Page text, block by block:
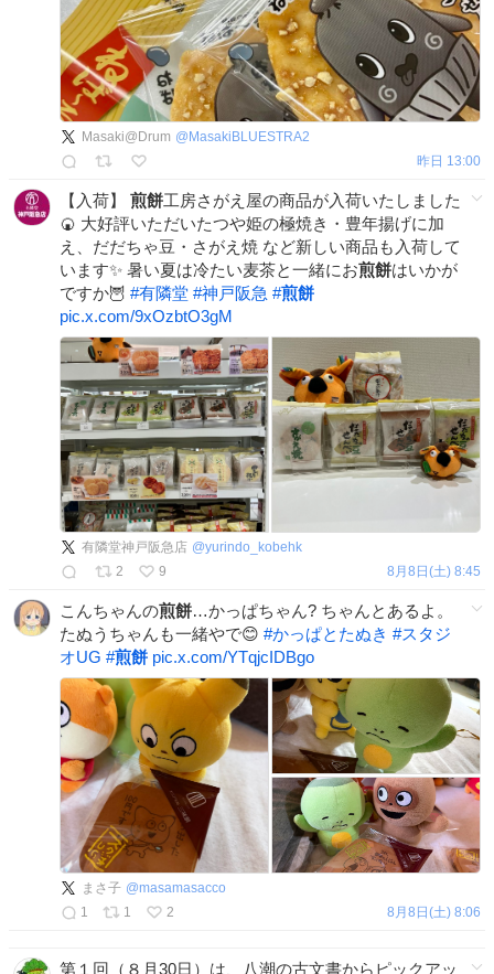
Masaki@Drum @ MasakiBLUESTRA2
昨日 13:00
【入荷】 煎餅工房さがえ屋の商品が入荷いたしました
🍘 大好評いただいたつや姫の極焼き・豊年揚げに加
え、だだちゃ豆・さがえ焼 など新しい商品も入荷して
います✨ 暑い夏は冷たい麦茶と一緒にお煎餅はいかが
ですか🦉 #有隣堂 #神戸阪急 #煎餅
pic.x.com/9xOzbtO3gM
有隣堂神戸阪急店 @yurindo_kobehk
2
9 8月8日(土) 8:45
こんちゃんの煎餅…かっぱちゃん? ちゃんとあるよ。
たぬうちゃんも一緒やで😊 #かっぱとたぬき #スタジ
オUG #煎餅 pic.x.com/YTqjcIDBgo
まさ子 @masamasacco
1
1 2 8月8日(土) 8:06
第１回（８月30日）は、八潮の古文書からピックアッ